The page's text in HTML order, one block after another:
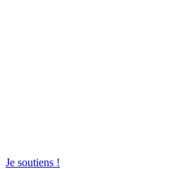
Je soutiens !